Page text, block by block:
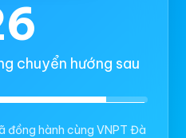
chuyển hướng sau
đồng hành cùng VNPT Đà